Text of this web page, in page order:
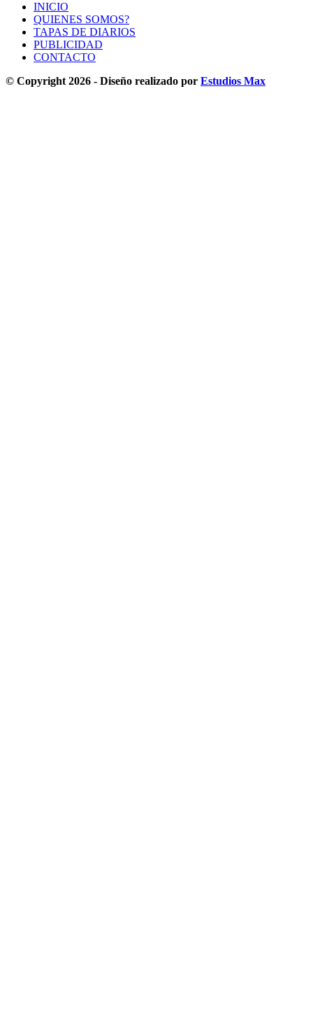
INICIO
QUIENES SOMOS?
TAPAS DE DIARIOS
PUBLICIDAD
CONTACTO
© Copyright 2026 - Diseño realizado por Estudios Max